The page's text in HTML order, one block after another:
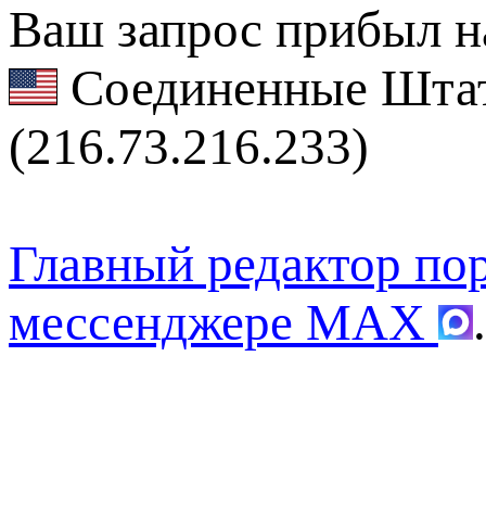
Ваш запрос прибыл
Соединенные
(216.73.216.233)
Главный редактор
мессенджере MAX
.